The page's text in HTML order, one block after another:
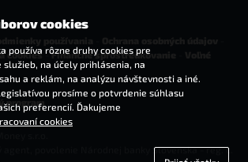
cookies -Finančné sprostredkovanie
program
agent, povolenie Národnej banky Slovenska - reg. č.
cookies
používa rôzne druhy cookies pre
služieb, na účely prihlásenia, na
a reklám, na analýzu návštevnosti a iné.
prosíme o potvrdenie súhlasu
preferencií. Ďakujeme
cookies